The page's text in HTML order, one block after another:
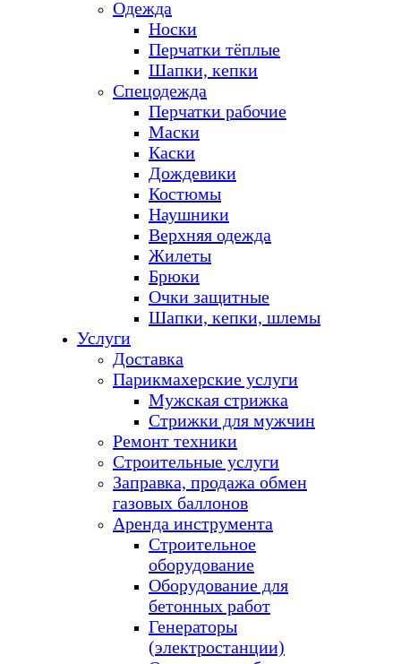
Одежда
Носки
Перчатки тёплые
Шапки, кепки
Спецодежда
Перчатки рабочие
Маски
Каски
Дождевики
Костюмы
Наушники
Верхняя одежда
Жилеты
Брюки
Очки защитные
Шапки, кепки, шлемы
Услуги
Доставка
Парикмахерские услуги
Мужская стрижка
Стрижки для мужчин
Ремонт техники
Строительные услуги
Заправка, продажа обмен
газовых баллонов
Аренда инструмента
Строительное
оборудование
Оборудование для
бетонных работ
Генераторы
(электростанции)